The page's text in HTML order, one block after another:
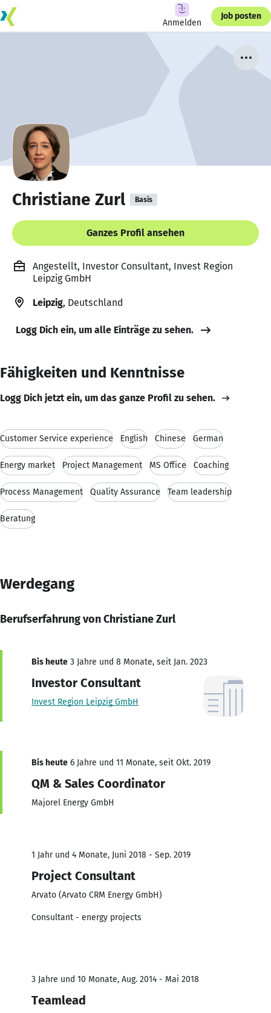
Anmelden
Job posten
Christiane Zurl Basis
Ganzes Profil ansehen
Angestellt, Investor Consultant, Invest Region
Leipzig GmbH
Leipzig, Deutschland
Logg Dich ein, um alle Einträge zu sehen.
Fähigkeiten und Kenntnisse
Logg Dich jetzt ein, um das ganze Profil zu sehen.
Customer Service experience English Chinese German
Energy market Project Management MS Office Coaching
Process Management Quality Assurance Team leadership
Beratung
Werdegang
Berufserfahrung von Christiane Zurl
Bis heute 3 Jahre und 8 Monate, seit Jan. 2023
Investor Consultant
Invest Region Leipzig GmbH
Bis heute 6 Jahre und 11 Monate, seit Okt. 2019
QM & Sales Coordinator
Majorel Energy GmbH
1 Jahr und 4 Monate, Juni 2018 - Sep. 2019
Project Consultant
Arvato (Arvato CRM Energy GmbH)
Consultant - energy projects
3 Jahre und 10 Monate, Aug. 2014 - Mai 2018
Teamlead